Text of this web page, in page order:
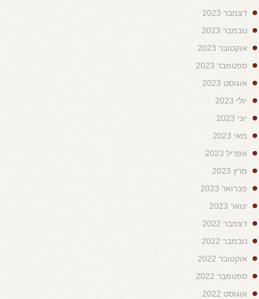
דצמבר 2023
נובמבר 2023
אוקטובר 2023
ספטמבר 2023
אוגוסט 2023
יולי 2023
יוני 2023
מאי 2023
אפריל 2023
מרץ 2023
פברואר 2023
ינואר 2023
דצמבר 2022
נובמבר 2022
אוקטובר 2022
ספטמבר 2022
אוגוסט 2022